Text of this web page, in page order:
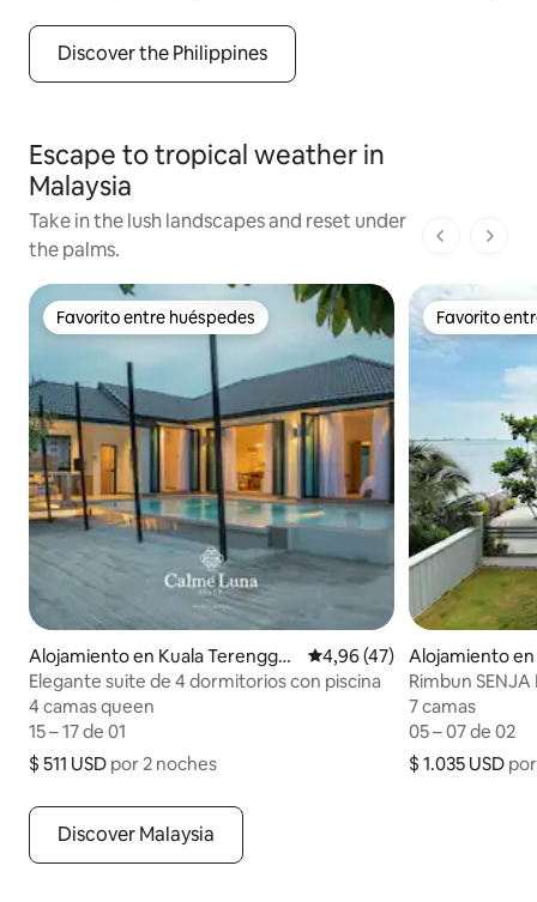
Discover the Philippines
Escape to tropical weather in
Malaysia
Take in the lush landscapes and reset under
the palms.
1 de 1
Favorito entre huéspedes
Favorito entre huéspedes
Alojamiento en Kuala Terengga
nu
Elegante suite de 4 dormitorios con piscina
4 camas queen
4 camas queen
15 – 17 de 01
15 – 17 de 01
$ 511 USD por 2 noches
$ 511 USD por 2 noches
Calificación promedio: 4,96
4,96 (47)
Favorito
Favorito
Alojamiento
Rimbun
al atardecer
7 camas
7 camas
05 – 07 de 02
05 – 07 de 02
$ 1.035 USD
$ 1.035 USD
Discover Malaysia